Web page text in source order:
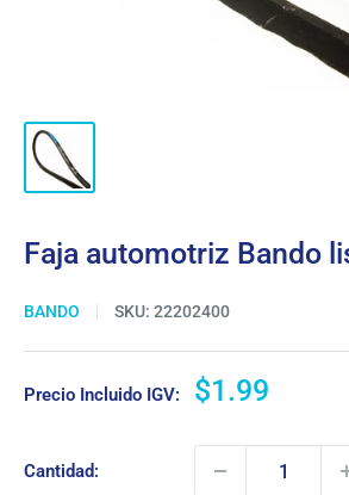
Faja automotriz Bando
BANDO SKU: 22202400
Precio Incluido IGV:
Precio
venta
$1.99
Cantidad: